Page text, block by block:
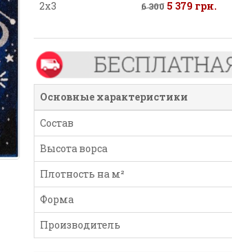
2х3 6 300 5 379 грн.
Основные характеристики
Состав
Высота ворса
Плотность на м²
Форма
Производитель